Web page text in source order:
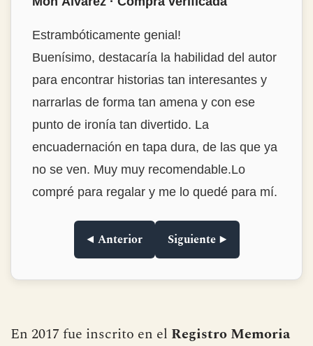
Estrambóticamente genial!
Buenísimo, destacaría la habilidad del autor
para encontrar historias tan interesantes y
narrarlas de forma tan amena y con ese
punto de ironía tan divertido. La
encuadernación en tapa dura, de las que ya
no se ven. Muy muy recomendable.Lo
compré para regalar y me lo quedé para mí.
◀ Anterior Siguiente ▶
En 2017 fue inscrito en el Registro Memoria